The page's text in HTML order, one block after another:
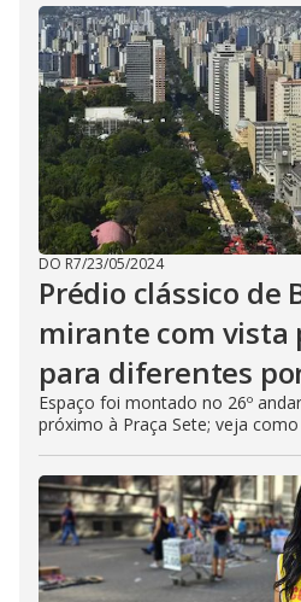
DO R7/23/05/2024
Prédio clássico de
mirante com vista
para diferentes
Espaço foi montado no 26º
próximo à Praça Sete; veja